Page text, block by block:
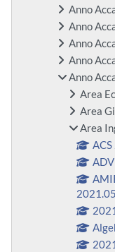
Anno
Anno
Anno
Anno
Anno
Area
Area
Area